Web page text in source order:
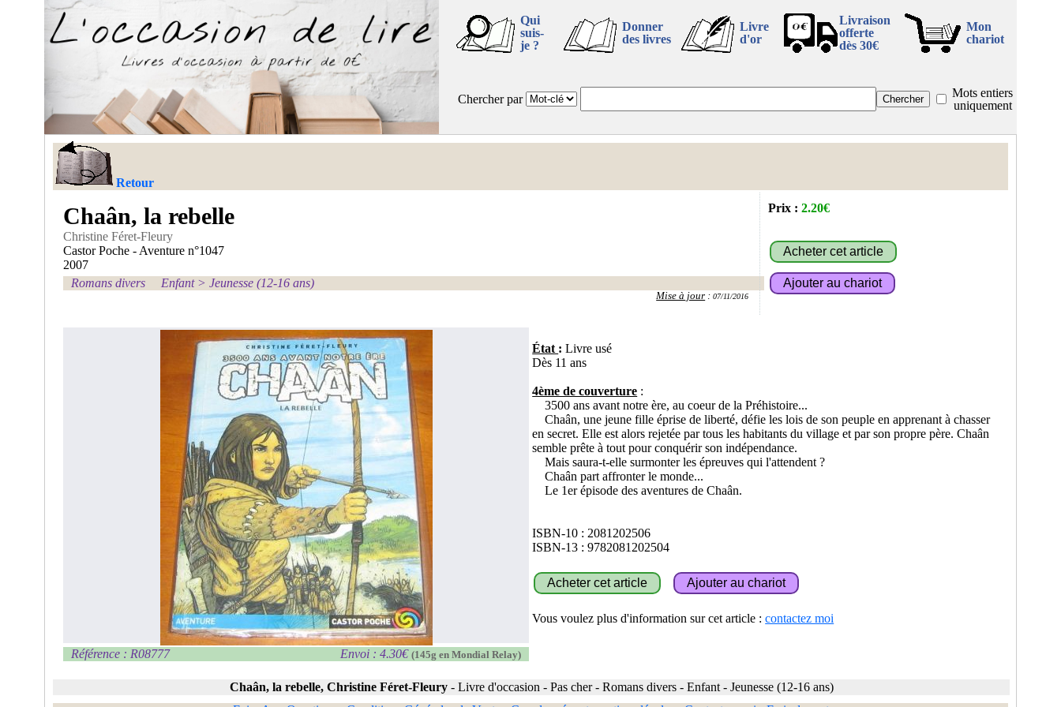
Qui
suis-
je ?
Donner
des livres
Livre
d'or
Livraison
offerte
dès 30€
Mon
chariot
Chercher par
Mots entiers
uniquement
Retour
Chaân, la rebelle
Christine Féret-Fleury
Castor Poche - Aventure n°1047
2007
Romans divers
Enfant>Jeunesse (12-16 ans)
Mise à jour :07/11/2016
Prix : 2.20€
Référence : R08777 Envoi : 4.30€(145g en Mondial Relay)
État : Livre usé
Dès 11 ans
4ème de couverture :
3500 ans avant notre ère, au coeur de la Préhistoire...
Chaân, une jeune fille éprise de liberté, défie les lois de son peuple en apprenant à chasser
en secret. Elle est alors rejetée par tous les habitants du village et par son propre père. Chaân
semble prête à tout pour conquérir son indépendance.
Mais saura-t-elle surmonter les épreuves qui l'attendent ?
Chaân part affronter le monde...
Le 1er épisode des aventures de Chaân.
ISBN-10 : 2081202506
ISBN-13 : 9782081202504
Vous voulez plus d'information sur cet article :contactez moi
Chaân, la rebelle, Christine Féret-Fleury- Livre d'occasion - Pas cher- Romans divers- Enfant- Jeunesse (12-16 ans)